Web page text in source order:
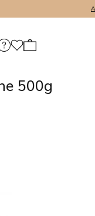
500g